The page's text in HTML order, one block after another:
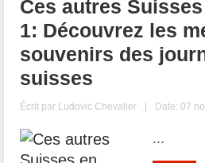
Ces autres
1: Découvrez les
souvenirs des
suisses
Écrit par Ludovic Chevalier | Date: 07
...